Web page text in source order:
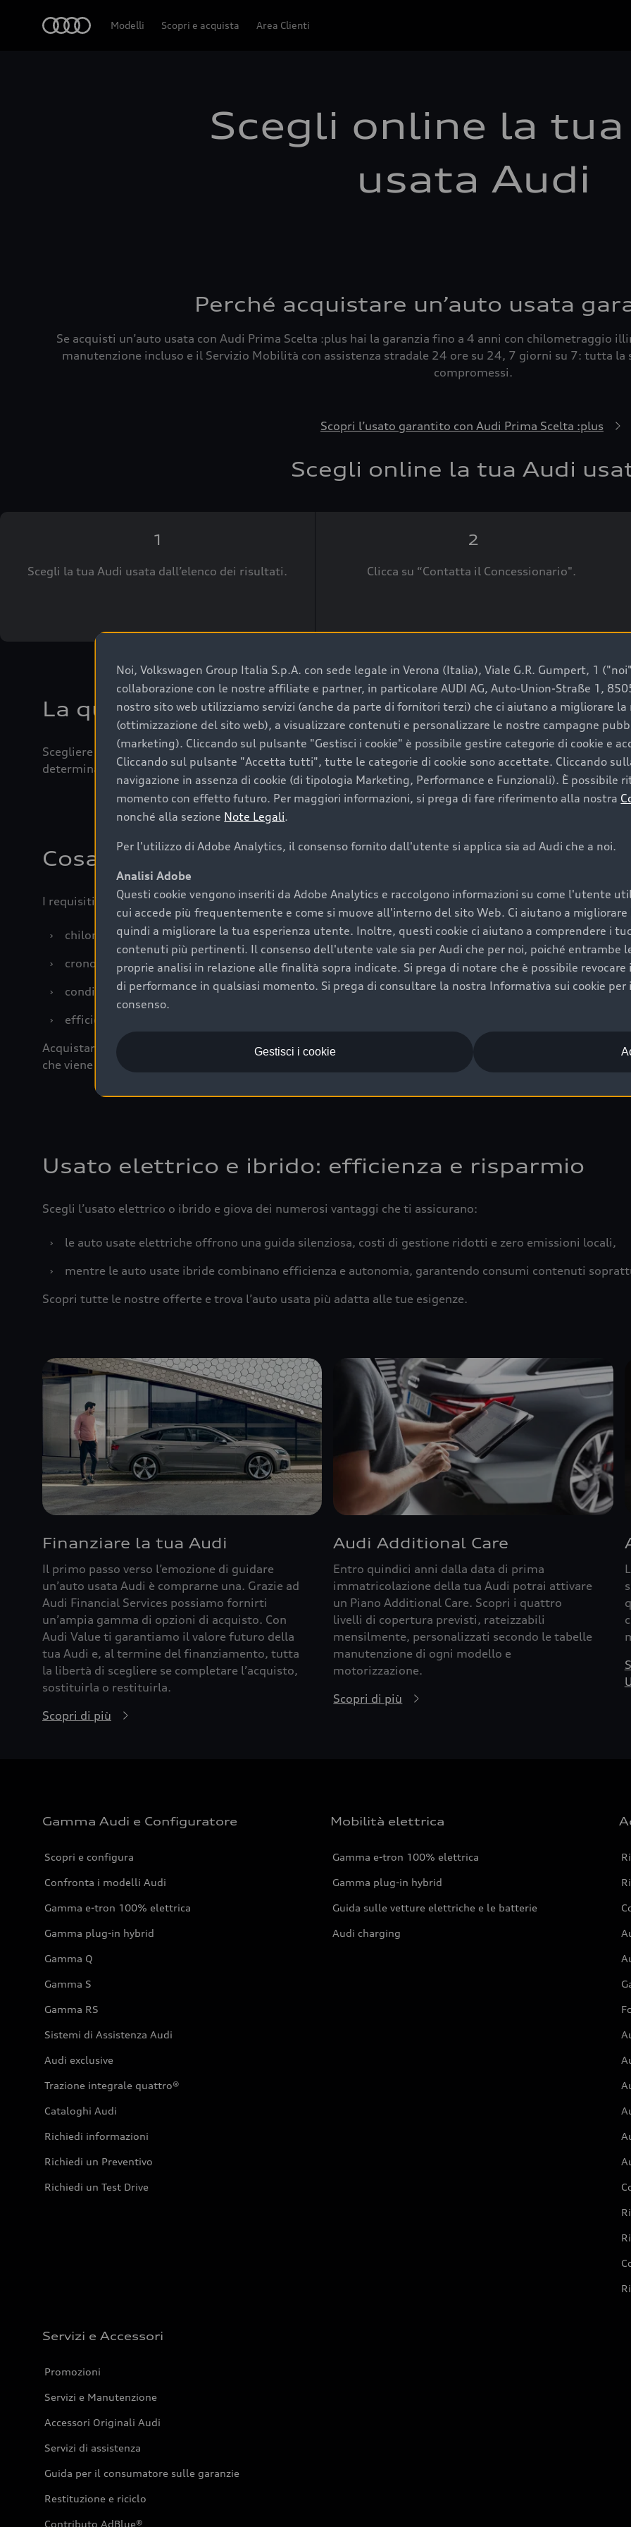
Modelli Scopri e acquista Area Clienti
Scegli online la
usata Audi
Perché acquistare un’auto usata
Se acquisti un’auto usata con Audi Prima Scelta :plus hai la garanzia fino a 4 anni con chilometraggio
manutenzione incluso e il Servizio Mobilità con assistenza stradale 24 ore su 24, 7 giorni su 7: tutta la
compromessi.
Scopri l’usato garantito con Audi Prima Scelta :plus
Scegli online la tua Audi
1
Scegli la tua Audi usata dall’elenco dei risultati.
2
Clicca su “Contatta il Concessionario".
La qualità di acquistare un’auto usata Audi
Scegliere un’auto usata è una decisione che coniuga convenienza, affidabilità e sostenibilità. Per fare un
determinanti come la garanzia inclusa e l’affidabilità del marchio. Audi offre l’auto usata perfetta tramite
Cosa sapere prima di acquistare la tua prossima
I requisiti fondamentali da considerare prima di acquistare un’auto usata, oltre al prezzo e all'aspetto,
›
chilometraggio: un valore contenuto corrisponde a uno stato migliore del veicolo e a una maggiore
›
cronologia dei tagliandi: una documentazione completa della vettura certifica una manutenzione
›
condizioni della carrozzeria e degli interni: una buona conservazione evidenzia cura e attenzione del
›
efficienza meccanica: motore, trasmissione e componenti principali in ottimo stato garantiscono
Acquistare un’auto usata in una Concessionaria ufficiale Audi che offre l’usato garantito tramite Audi
che viene sottoposto a 110 controlli approfonditi e coperto da garanzia fino a 4 anni per una maggiore
Usato elettrico e ibrido: efficienza e risparmio
Scegli l’usato elettrico o ibrido e giova dei numerosi vantaggi che ti assicurano:
›
le auto usate elettriche offrono una guida silenziosa, costi di gestione ridotti e zero emissioni locali,
›
mentre le auto usate ibride combinano efficienza e autonomia, garantendo consumi contenuti
Scopri tutte le nostre offerte e trova l’auto usata più adatta alle tue esigenze.
Finanziare la tua Audi
Il primo passo verso l’emozione di guidare
un’auto usata Audi è comprarne una. Grazie ad
Audi Financial Services possiamo fornirti
un’ampia gamma di opzioni di acquisto. Con
Audi Value ti garantiamo il valore futuro della
tua Audi e, al termine del finanziamento, tutta
la libertà di scegliere se completare l’acquisto,
sostituirla o restituirla.
Scopri di più
Audi Additional Care
Entro quindici anni dalla data di prima
immatricolazione della tua Audi potrai attivare
un Piano Additional Care. Scopri i quattro
livelli di copertura previsti, rateizzabili
mensilmente, personalizzati secondo le tabelle
manutenzione di ogni modello e
motorizzazione.
Scopri di più
Gamma Audi e Configuratore
Scopri e configura
Confronta i modelli Audi
Gamma e-tron 100% elettrica
Gamma plug-in hybrid
Gamma Q
Gamma S
Gamma RS
Sistemi di Assistenza Audi
Audi exclusive
Trazione integrale quattro®
Cataloghi Audi
Richiedi informazioni
Richiedi un Preventivo
Richiedi un Test Drive
Mobilità elettrica
Gamma e-tron 100% elettrica
Gamma plug-in hybrid
Guida sulle vetture elettriche e le batterie
Audi charging
Servizi e Accessori
Promozioni
Servizi e Manutenzione
Accessori Originali Audi
Servizi di assistenza
Guida per il consumatore sulle garanzie
Restituzione e riciclo
Contributo AdBlue®
Noi, Volkswagen Group Italia S.p.A. con sede legale in Verona (Italia), Viale G.R. Gumpert, 1
collaborazione con le nostre affiliate e partner, in particolare AUDI AG, Auto-Union-Straße 1,
nostro sito web utilizziamo servizi (anche da parte di fornitori terzi) che ci aiutano a migliorare la
(ottimizzazione del sito web), a visualizzare contenuti e personalizzare le nostre campagne
(marketing). Cliccando sul pulsante "Gestisci i cookie" è possibile gestire categorie di cookie e
Cliccando sul pulsante "Accetta tutti", tutte le categorie di cookie sono accettate. Cliccando
navigazione in assenza di cookie (di tipologia Marketing, Performance e Funzionali). È possibile
momento con effetto futuro. Per maggiori informazioni, si prega di fare riferimento alla nostra
nonché alla sezione Note Legali.
Per l'utilizzo di Adobe Analytics, il consenso fornito dall'utente si applica sia ad Audi che a noi.
Analisi Adobe
Questi cookie vengono inseriti da Adobe Analytics e raccolgono informazioni su come l'utente
cui accede più frequentemente e come si muove all'interno del sito Web. Ci aiutano a
quindi a migliorare la tua esperienza utente. Inoltre, questi cookie ci aiutano a comprendere i
contenuti più pertinenti. Il consenso dell'utente vale sia per Audi che per noi, poiché entrambe
proprie analisi in relazione alle finalità sopra indicate. Si prega di notare che è possibile
di performance in qualsiasi momento. Si prega di consultare la nostra Informativa sui cookie per
consenso.
Gestisci i cookie